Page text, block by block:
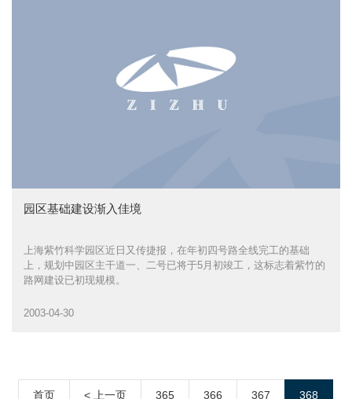
园区基础建设渐入佳境
上海紫竹科学园区近日又传捷报，在年初四号路全线完工的基础
上，规划中园区主干道一、二号已将于5月初竣工，这标志着紫竹的
路网建设已初现规模。
2003-04-30
首页 < 上一页 365 366 367 368